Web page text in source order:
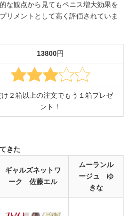
な観点から見てもペニス増大効果を
リメントとして高く評価されていま
13800円
け２箱以上の注文でもう１箱プレゼ
ント！
きた
ギャルズネットワ
ーク 佐藤エル
ムーランル
ージュ ゆ
きな